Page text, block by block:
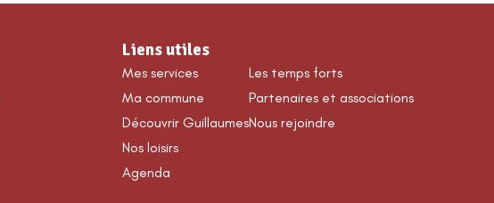
Liens utiles
Mes services
Ma commune
Découvrir Guillaumes
Nos loisirs
Agenda
Les temps forts
Partenaires et associations
Nous rejoindre